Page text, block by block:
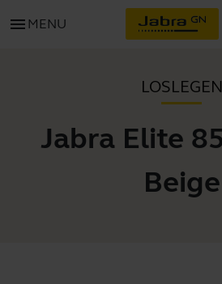
menu MENU
LOSLEGEN
Jabra Elite
Beige